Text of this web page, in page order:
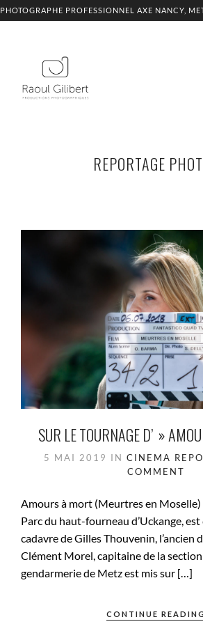
PHOTOGRAPHE PROFESSIONNEL AXE NANCY,
REPORTAGE
SUR LE TOURNAGE D’ »
5 MAI 2019 IN CINEMA
COMMENT
Amours à mort (Meurtres en Moselle)
Parc du haut-fourneau d’Uckange,
cadavre de Gilles Thouvenin, l’ancien
Clément Morel, capitaine de la
gendarmerie de Metz est mis sur […]
CONTINUE